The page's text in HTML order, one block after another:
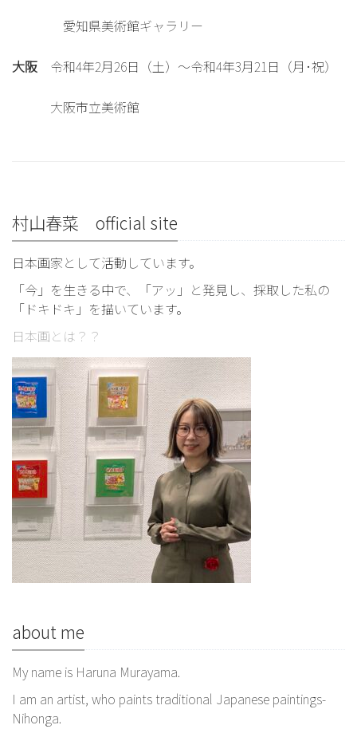
愛知県美術館ギャラリー
大阪 令和4年2月26日（土）～令和4年3月21日（月･祝）
大阪市立美術館
村山春菜 official site
日本画家として活動しています。
「今」を生きる中で、「アッ」と発見し、採取した私の
「ドキドキ」を描いています。
日本画とは？？
about me
My name is Haruna Murayama.
I am an artist, who paints traditional Japanese paintings-
Nihonga.